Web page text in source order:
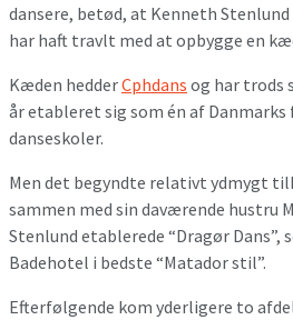
dansere, betød, at Kenneth
har haft travlt med at opbygge en
Kæden hedderCphdans og har trods
år etableret sig som én af
danseskoler.
Men det begyndte relativt ydmygt
sammen med sin daværende hustru
Stenlund etablerede “Dragør
Badehotel i bedste “Matador stil”.
Efterfølgende kom yderligere to